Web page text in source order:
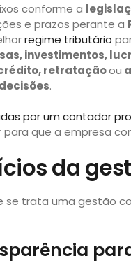
conforme a
e prazos perante a
regime tributário
investimentos,
retrataçãoou
decisões.
por um contador
que a empresa
da
se trata uma gestão